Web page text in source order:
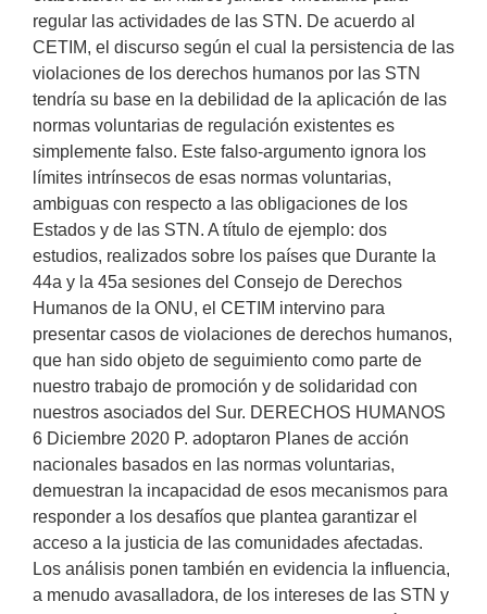
regular las actividades de las STN. De acuerdo al
CETIM, el discurso según el cual la persistencia de las
violaciones de los derechos humanos por las STN
tendría su base en la debilidad de la aplicación de las
normas voluntarias de regulación existentes es
simplemente falso. Este falso-argumento ignora los
límites intrínsecos de esas normas voluntarias,
ambiguas con respecto a las obligaciones de los
Estados y de las STN. A título de ejemplo: dos
estudios, realizados sobre los países que Durante la
44a y la 45a sesiones del Consejo de Derechos
Humanos de la ONU, el CETIM intervino para
presentar casos de violaciones de derechos humanos,
que han sido objeto de seguimiento como parte de
nuestro trabajo de promoción y de solidaridad con
nuestros asociados del Sur. DERECHOS HUMANOS
6 Diciembre 2020 P. adoptaron Planes de acción
nacionales basados en las normas voluntarias,
demuestran la incapacidad de esos mecanismos para
responder a los desafíos que plantea garantizar el
acceso a la justicia de las comunidades afectadas.
Los análisis ponen también en evidencia la influencia,
a menudo avasalladora, de los intereses de las STN y